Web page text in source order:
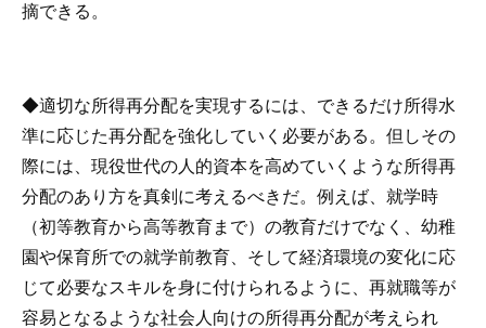
摘できる。
◆適切な所得再分配を実現するには、できるだけ所得水
準に応じた再分配を強化していく必要がある。但しその
際には、現役世代の人的資本を高めていくような所得再
分配のあり方を真剣に考えるべきだ。例えば、就学時
（初等教育から高等教育まで）の教育だけでなく、幼稚
園や保育所での就学前教育、そして経済環境の変化に応
じて必要なスキルを身に付けられるように、再就職等が
容易となるような社会人向けの所得再分配が考えられ